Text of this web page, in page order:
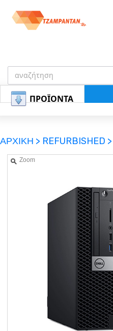
ΠΡΟΪΟΝΤΑ
ΑΡΧΙΚΗ > REFURBISHED >
Zoom